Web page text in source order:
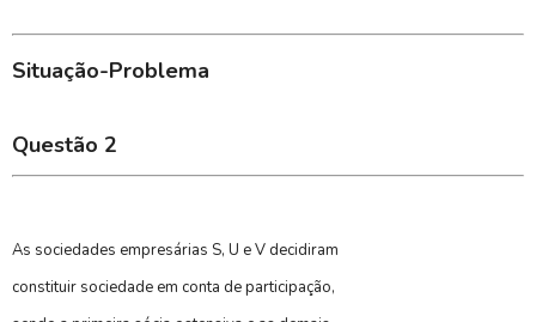
Situação-Problema
Questão 2
As sociedades empresárias S, U e V decidiram
constituir sociedade em conta de participação,